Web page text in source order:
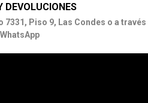
DEVOLUCIONES
7331, Piso 9, Las Condes o a través